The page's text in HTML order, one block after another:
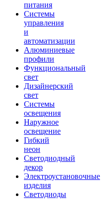
питания
Системы
управления
и
автоматизации
Алюминиевые
профили
Функциональный
свет
Дизайнерский
свет
Системы
освещения
Наружное
освещение
Гибкий
неон
Светодиодный
декор
Электроустановочные
изделия
Светодиоды